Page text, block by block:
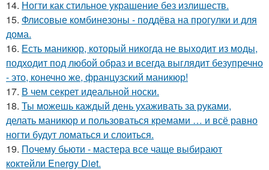
14. Ногти как стильное украшение без излишеств.
15. Флисовые комбинезоны - поддёва на прогулки и для
дома.
16. Есть маникюр, который никогда не выходит из моды,
подходит под любой образ и всегда выглядит безупречно
- это, конечно же, французский маникюр!
17. В чем секрет идеальной носки.
18. Ты можешь каждый день ухаживать за руками,
делать маникюр и пользоваться кремами … и всё равно
ногти будут ломаться и слоиться.
19. Почему бьюти - мастера все чаще выбирают
коктейли Energy Diet.